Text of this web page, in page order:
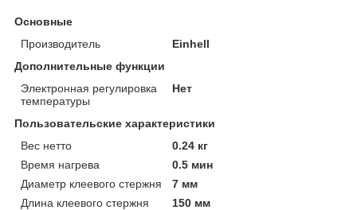
Основные
Производитель
Einhell
Дополнительные функции
Электронная регулировка
температуры
Нет
Пользовательские характеристики
Вес нетто
0.24 кг
Время нагрева
0.5 мин
Диаметр клеевого стержня
7 мм
Длина клеевого стержня
150 мм